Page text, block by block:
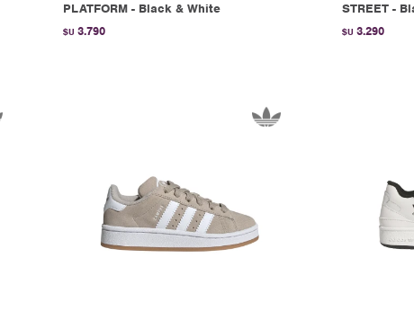
PLATFORM - Black & White
$U 3.790
STREET -
$U 3.290